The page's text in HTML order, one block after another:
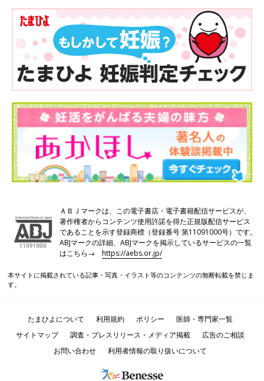
ＡＢＪマークは、この電子書店・電子書籍配信サービスが、
著作権者からコンテンツ使用許諾を得た正規版配信サービス
であることを示す登録商標（登録番号 第11091000号）です。
ABJマークの詳細、ABJマークを掲示しているサービスの一覧
はこちら→https://aebs.or.jp/
本サイトに掲載されている記事・写真・イラスト等のコンテンツの無断転載を禁じま
す。
たまひよについて 利用規約 ポリシー
医師・専門家一覧
サイトマップ
調査・プレスリリース・メディア掲載
広告のご相談
お問い合わせ
利用者情報の取り扱いについて